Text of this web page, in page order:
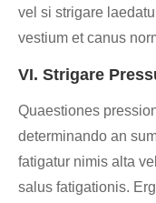
vel si strigare
vestium et canus
VI. Strigare
Quaestiones
determinando an
fatigatur nimis alta
salus fatigationis.